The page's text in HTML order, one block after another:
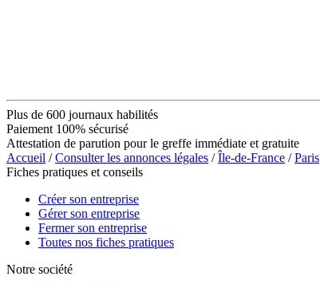
Plus de 600 journaux habilités
Paiement 100% sécurisé
Attestation de parution pour le greffe immédiate et gratuite
Accueil /Consulter les annonces légales /Île-de-France /Paris
Fiches pratiques et conseils
Créer son entreprise
Gérer son entreprise
Fermer son entreprise
Toutes nos fiches pratiques
Notre société